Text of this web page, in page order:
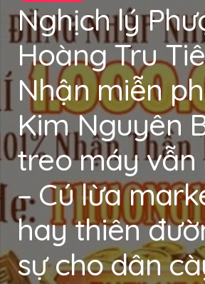
Nghịch lý
Hoàng Tru
Nhận miễn
Kim Nguyên
treo máy vẫn
– Cú lừa
hay thiên
sự cho dân